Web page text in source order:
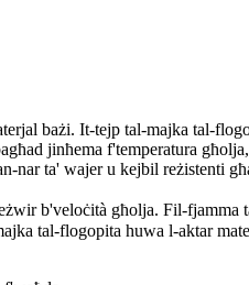
bażi. It-tejp tal-majka tal-
jinħema f'temperatura
nar ta' wajer u kejbil reżistenti
b'veloċità għolja. Fil-
tal-flogopita huwa l-aktar